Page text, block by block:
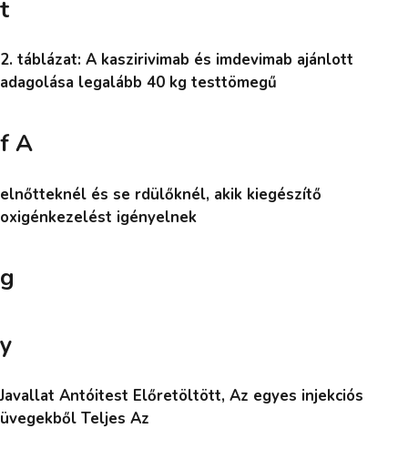
t
2. táblázat: A kaszirivimab és imdevimab ajánlott
adagolása legalább 40 kg testtömegű
f A
elnőtteknél és se rdülőknél, akik kiegészítő
oxigénkezelést igényelnek
g
y
Javallat Antóitest Előretöltött, Az egyes injekciós
üvegekből Teljes Az